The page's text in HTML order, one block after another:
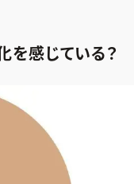
を感じている？